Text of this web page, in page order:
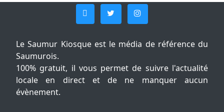
Le Saumur Kiosque est le média de référence du
Saumurois.
100% gratuit, il vous permet de suivre l'actualité
locale en direct et de ne manquer aucun
évènement.